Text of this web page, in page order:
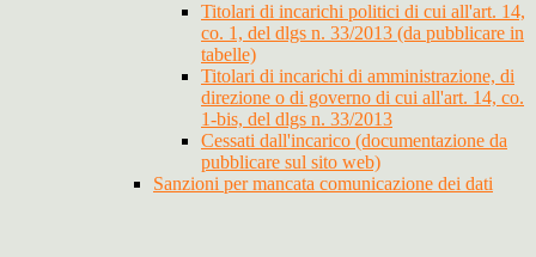
Titolari di incarichi politici di cui all'art. 14,
co. 1, del dlgs n. 33/2013 (da pubblicare in
tabelle)
Titolari di incarichi di amministrazione, di
direzione o di governo di cui all'art. 14, co.
1-bis, del dlgs n. 33/2013
Cessati dall'incarico (documentazione da
pubblicare sul sito web)
Sanzioni per mancata comunicazione dei dati